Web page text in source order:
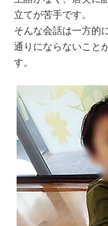
立てが苦手です。
そんな会話は一方的
通りにならないこと
す。